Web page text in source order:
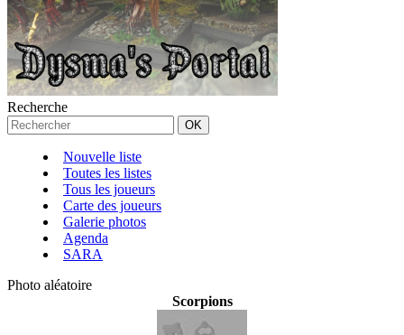
Recherche
Nouvelle liste
Toutes les listes
Tous les joueurs
Carte des joueurs
Galerie photos
Agenda
SARA
Photo aléatoire
Scorpions